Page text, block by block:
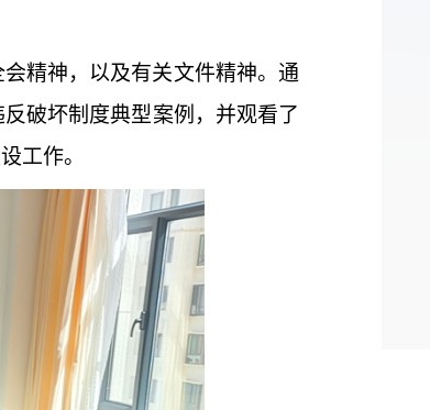
精神，以及有关文件精神。通
破坏制度典型案例，并观看了
工作。